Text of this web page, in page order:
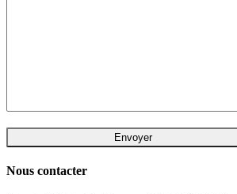
Nous contacter